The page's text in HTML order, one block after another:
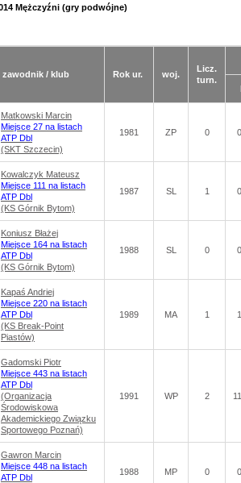
Mężczyźni (gry podwójne)
zawodnik / klub Rok ur. woj.
Licz.
turn.
Matkowski Marcin
Miejsce 27 na listach
ATP Dbl
(SKT Szczecin)
1981 ZP 0
Kowalczyk Mateusz
Miejsce 111 na listach
ATP Dbl
(KS Górnik Bytom)
1987 SL 1
Koniusz Błażej
Miejsce 164 na listach
ATP Dbl
(KS Górnik Bytom)
1988 SL 0
Kapaś Andriej
Miejsce 220 na listach
ATP Dbl
(KS Break-Point
Piastów)
1989 MA 1
Gadomski Piotr
Miejsce 443 na listach
ATP Dbl
(Organizacja
Środowiskowa
Akademickiego Związku
Sportowego Poznań)
1991 WP 2
Gawron Marcin
Miejsce 448 na listach
ATP Dbl
1988 MP 0